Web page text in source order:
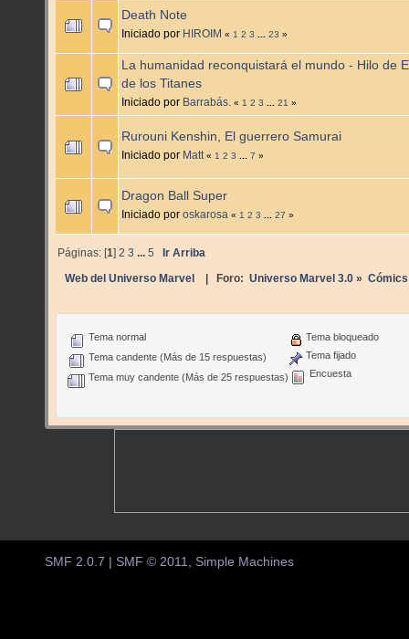
Death Note
Iniciado por HIROIM « 1 2 3 23 »
La humanidad reconquistará el mundo - Hilo de
de los Titanes
Iniciado por Barrabás. « 1 2 3 21 »
Rurouni Kenshin, El guerrero Samurai
Iniciado por Matt « 1 2 3 7 »
Dragon Ball Super
Iniciado por oskarosa « 1 2 3 27 »
Páginas: [1]2 3 ...5 Ir Arriba
Web del Universo Marvel | Foro: Universo Marvel 3.0» Cómics
Tema normal
Tema candente (Más de 15 respuestas)
Tema muy candente (Más de 25 respuestas)
Tema bloqueado
Tema fijado
Encuesta
SMF 2.0.7 SMF © 2011 Simple Machines